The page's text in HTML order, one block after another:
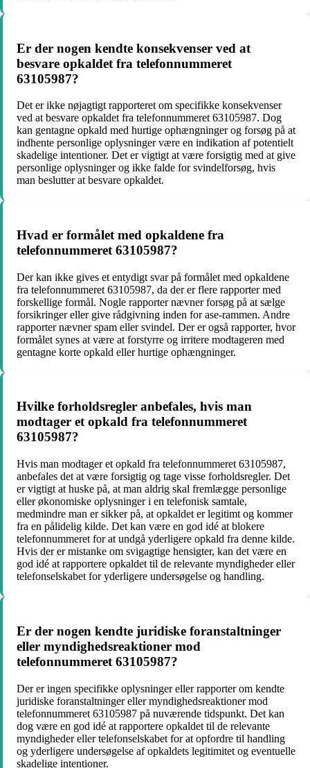
Er der nogen kendte konsekvenser ved at
besvare opkaldet fra telefonnummeret
63105987?
Det er ikke nøjagtigt rapporteret om specifikke konsekvenser
ved at besvare opkaldet fra telefonnummeret 63105987. Dog
kan gentagne opkald med hurtige ophængninger og forsøg på at
indhente personlige oplysninger være en indikation af potentielt
skadelige intentioner. Det er vigtigt at være forsigtig med at give
personlige oplysninger og ikke falde for svindelforsøg, hvis
man beslutter at besvare opkaldet.
Hvad er formålet med opkaldene fra
telefonnummeret 63105987?
Der kan ikke gives et entydigt svar på formålet med opkaldene
fra telefonnummeret 63105987, da der er flere rapporter med
forskellige formål. Nogle rapporter nævner forsøg på at sælge
forsikringer eller give rådgivning inden for ase-rammen. Andre
rapporter nævner spam eller svindel. Der er også rapporter, hvor
formålet synes at være at forstyrre og irritere modtageren med
gentagne korte opkald eller hurtige ophængninger.
Hvilke forholdsregler anbefales, hvis man
modtager et opkald fra telefonnummeret
63105987?
Hvis man modtager et opkald fra telefonnummeret 63105987,
anbefales det at være forsigtig og tage visse forholdsregler. Det
er vigtigt at huske på, at man aldrig skal fremlægge personlige
eller økonomiske oplysninger i en telefonisk samtale,
medmindre man er sikker på, at opkaldet er legitimt og kommer
fra en pålidelig kilde. Det kan være en god idé at blokere
telefonnummeret for at undgå yderligere opkald fra denne kilde.
Hvis der er mistanke om svigagtige hensigter, kan det være en
god idé at rapportere opkaldet til de relevante myndigheder eller
telefonselskabet for yderligere undersøgelse og handling.
Er der nogen kendte juridiske foranstaltninger
eller myndighedsreaktioner mod
telefonnummeret 63105987?
Der er ingen specifikke oplysninger eller rapporter om kendte
juridiske foranstaltninger eller myndighedsreaktioner mod
telefonnummeret 63105987 på nuværende tidspunkt. Det kan
dog være en god idé at rapportere opkaldet til de relevante
myndigheder eller telefonselskabet for at opfordre til handling
og yderligere undersøgelse af opkaldets legitimitet og eventuelle
skadelige intentioner.